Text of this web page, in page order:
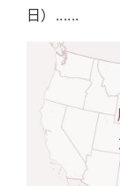
日）......